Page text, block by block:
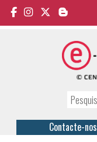
Contacte-nos